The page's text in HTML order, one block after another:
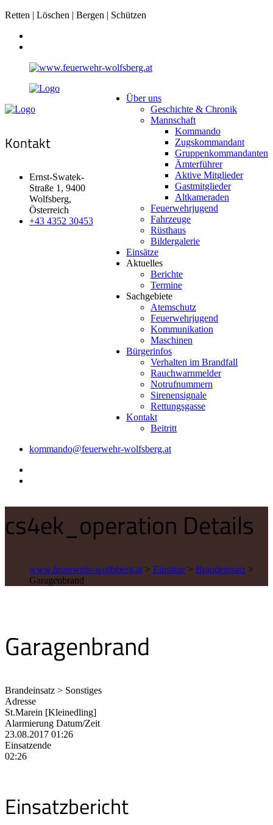
Retten | Löschen | Bergen | Schützen
Über uns
Geschichte & Chronik
Mannschaft
Kommando
Zugskommandant
Gruppenkommandanten
Ämterführer
Aktive Mitglieder
Gastmitglieder
Altkameraden
Feuerwehrjugend
Fahrzeuge
Rüsthaus
Bildergalerie
Einsätze
Aktuelles
Berichte
Termine
Sachgebiete
Atemschutz
Feuerwehrjugend
Kommunikation
Maschinen
Bürgerinfos
Verhalten im Brandfall
Rauchwarnmelder
Notrufnummern
Sirenensignale
Rettungsgasse
Kontakt
Beitritt
Kontakt
Ernst-Swatek-
Straße 1, 9400
Wolfsberg,
Österreich
+43 4352 30453
kommando@feuerwehr-wolfsberg.at
cs4ek_operation Details
www.feuerwehr-wolfsberg.at > Einsätze > Brandeinsatz >
Garagenbrand
Garagenbrand
Brandeinsatz > Sonstiges
Adresse
St.Marein [Kleinedling]
Alarmierung Datum/Zeit
23.08.2017 01:26
Einsatzende
02:26
Einsatzbericht